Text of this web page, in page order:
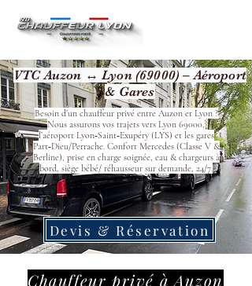
VTC Auzon ↔ Lyon (69000) – Aéroport
& Gares
Besoin d’un chauffeur privé entre Auzon et Lyon ?
Nous assurons vos trajets vers Lyon 69000,
l’aéroport Lyon‑Saint‑Exupéry (LYS) et les gares
Part‑Dieu/Perrache. Confort Mercedes (Classe V &
Berline), prise en charge soignée, eau & chargeurs à
bord, siège bébé/ réhausseur sur demande, 24/7.
Devis & Réservation
Chauffeur privé à Auzon